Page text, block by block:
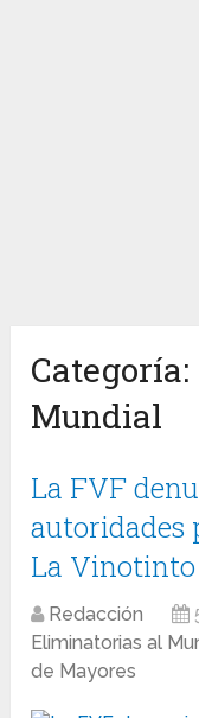
Categoría:
Mundial
La FVF
autoridades
La Vinotinto
Redacción
Eliminatorias al
de Mayores